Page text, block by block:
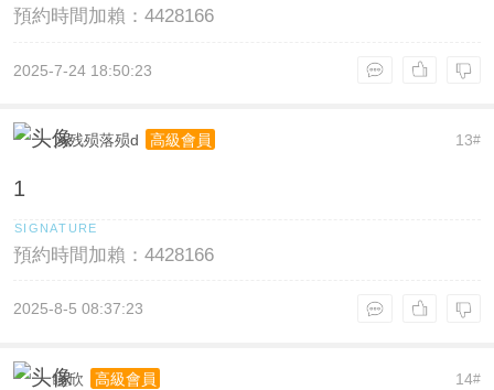
預約時間加賴：4428166
2025-7-24 18:50:23
13#
风残殒落殒d 高級會員
1
預約時間加賴：4428166
2025-8-5 08:37:23
14#
瞳欣 高級會員